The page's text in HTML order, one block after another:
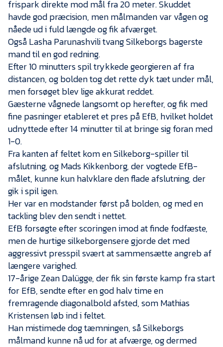
frispark direkte mod mål fra 20 meter. Skuddet
havde god præcision, men målmanden var vågen og
nåede ud i fuld længde og fik afværget.
Også Lasha Parunashvili tvang Silkeborgs bagerste
mand til en god redning.
Efter 10 minutters spil trykkede georgieren af fra
distancen, og bolden tog det rette dyk tæt under mål,
men forsøget blev lige akkurat reddet.
Gæsterne vågnede langsomt op herefter, og fik med
fine pasninger etableret et pres på EfB, hvilket holdet
udnyttede efter 14 minutter til at bringe sig foran med
1-0.
Fra kanten af feltet kom en Silkeborg-spiller til
afslutning, og Mads Kikkenborg, der vogtede EfB-
målet, kunne kun halvklare den flade afslutning, der
gik i spil igen.
Her var en modstander først på bolden, og med en
tackling blev den sendt i nettet.
EfB forsøgte efter scoringen imod at finde fodfæste,
men de hurtige silkeborgensere gjorde det med
aggressivt presspil svært at sammensætte angreb af
længere varighed.
17-årige Zean Dalügge, der fik sin første kamp fra start
for EfB, sendte efter en god halv time en
fremragende diagonalbold afsted, som Mathias
Kristensen løb ind i feltet.
Han mistimede dog tæmningen, så Silkeborgs
målmand kunne nå ud for at afværge, og dermed